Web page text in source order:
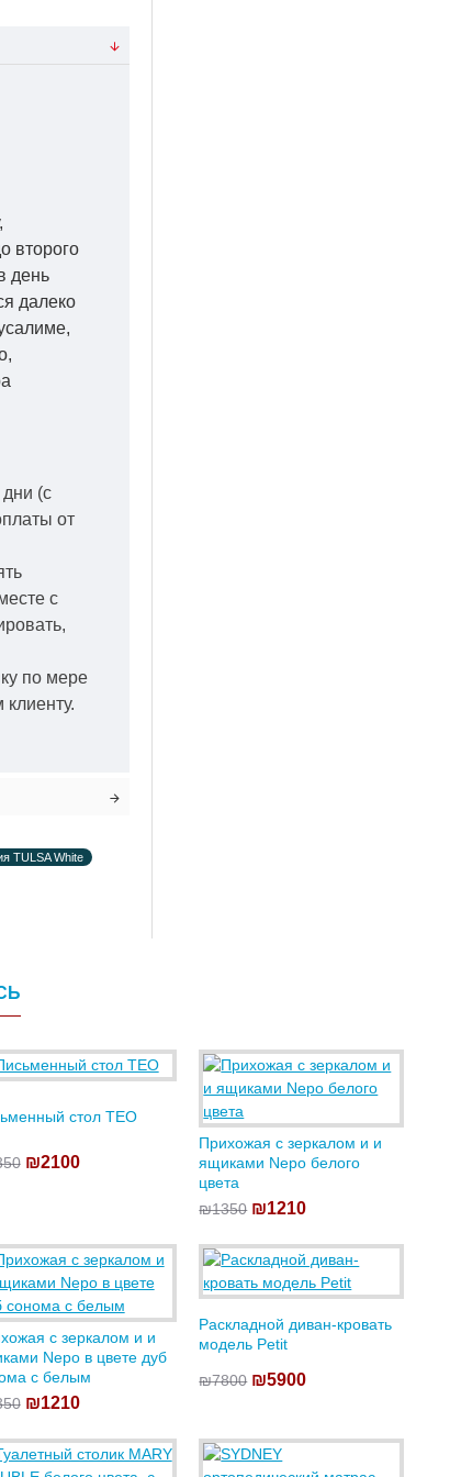
второго
день
далеко
дни (с
от
с
по мере
TULSA White
стол TEO
₪2100
Прихожая с зеркалом и и
ящиками Nepo белого
цвета
₪1350 ₪1210
с зеркалом и и
Nepo в цвете дуб
с белым
₪1210
Раскладной диван-кровать
модель Petit
₪7800 ₪5900